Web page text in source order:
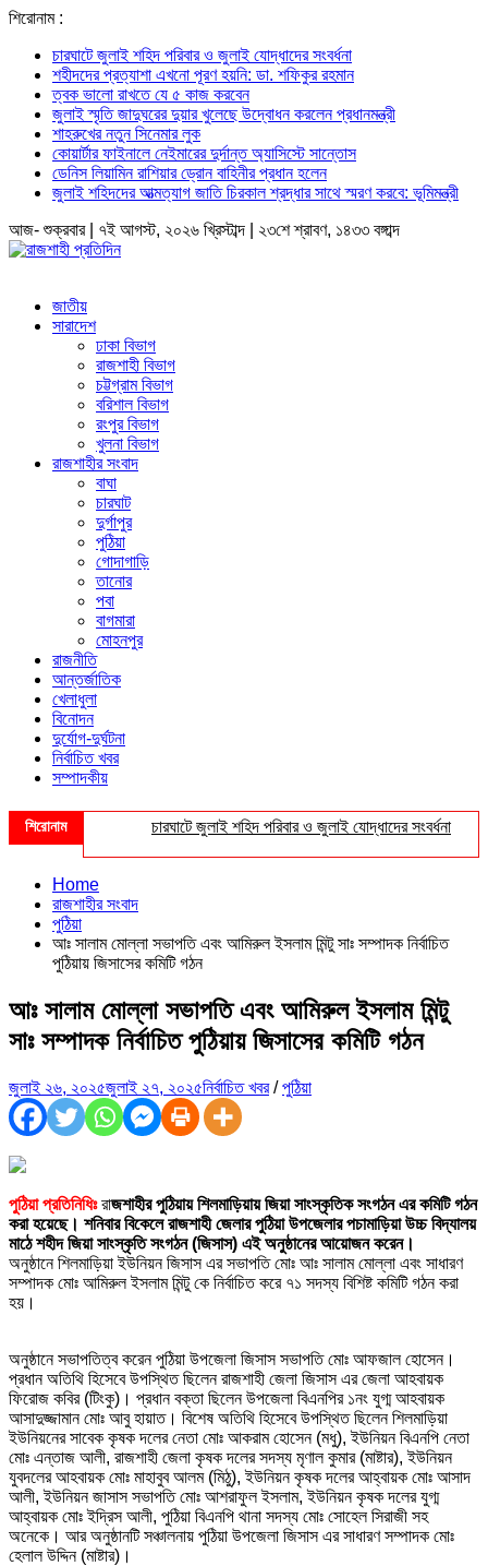
শিরোনাম :
চারঘাটে জুলাই শহিদ পরিবার ও জুলাই যোদ্ধাদের সংবর্ধনা
শহীদদের প্রত্যাশা এখনো পূরণ হয়নি: ডা. শফিকুর রহমান
ত্বক ভালো রাখতে যে ৫ কাজ করবেন
জুলাই স্মৃতি জাদুঘরের দুয়ার খুলেছে উদ্বোধন করলেন প্রধানমন্ত্রী
শাহরুখের নতুন সিনেমার লুক
কোয়ার্টার ফাইনালে নেইমারের দুর্দান্ত অ্যাসিস্টে সান্তোস
ডেনিস লিয়ামিন রাশিয়ার ড্রোন বাহিনীর প্রধান হলেন
জুলাই শহিদদের আত্মত্যাগ জাতি চিরকাল শ্রদ্ধার সাথে স্মরণ করবে: ভূমিমন্ত্রী
আজ- শুক্রবার | ৭ই আগস্ট, ২০২৬ খ্রিস্টাব্দ | ২৩শে শ্রাবণ, ১৪৩৩ বঙ্গাব্দ
জাতীয়
সারাদেশ
ঢাকা বিভাগ
রাজশাহী বিভাগ
চট্টগ্রাম বিভাগ
বরিশাল বিভাগ
রংপুর বিভাগ
খুলনা বিভাগ
রাজশাহীর সংবাদ
বাঘা
চারঘাট
দুর্গাপুর
পুঠিয়া
গোদাগাড়ি
তানোর
পবা
বাগমারা
মোহনপুর
রাজনীতি
আন্তর্জাতিক
খেলাধুলা
বিনোদন
দুর্যোগ-দুর্ঘটনা
নির্বাচিত খবর
সম্পাদকীয়
শিরোনাম চারঘাটে জুলাই শহিদ পরিবার ও জুলাই যোদ্ধাদের সংবর্ধনা
Home
রাজশাহীর সংবাদ
পুঠিয়া
আঃ সালাম মোল্লা সভাপতি এবং আমিরুল ইসলাম মিন্টু সাঃ সম্পাদক নির্বাচিত
পুঠিয়ায় জিসাসের কমিটি গঠন
আঃ সালাম মোল্লা সভাপতি এবং আমিরুল ইসলাম মিন্টু
সাঃ সম্পাদক নির্বাচিত পুঠিয়ায় জিসাসের কমিটি গঠন
জুলাই ২৬, ২০২৫জুলাই ২৭, ২০২৫নির্বাচিত খবর/পুঠিয়া
পুঠিয়া প্রতিনিধিঃ রাজশাহীর পুঠিয়ায় শিলমাড়িয়ায় জিয়া সাংস্কৃতিক সংগঠন এর কমিটি গঠন
করা হয়েছে। শনিবার বিকেলে রাজশাহী জেলার পুঠিয়া উপজেলার পচামাড়িয়া উচ্চ বিদ্যালয়
মাঠে শহীদ জিয়া সাংস্কৃতি সংগঠন (জিসাস) এই অনুষ্ঠানের আয়োজন করেন।
অনুষ্ঠানে শিলমাড়িয়া ইউনিয়ন জিসাস এর সভাপতি মোঃ আঃ সালাম মোল্লা এবং সাধারণ
সম্পাদক মোঃ আমিরুল ইসলাম মিন্টু কে নির্বাচিত করে ৭১ সদস্য বিশিষ্ট কমিটি গঠন করা
হয়।
অনুষ্ঠানে সভাপতিত্ব করেন পুঠিয়া উপজেলা জিসাস সভাপতি মোঃ আফজাল হোসেন।
প্রধান অতিথি হিসেবে উপস্থিত ছিলেন রাজশাহী জেলা জিসাস এর জেলা আহবায়ক
ফিরোজ কবির (টিংকু)। প্রধান বক্তা ছিলেন উপজেলা বিএনপির ১নং যুগ্ম আহবায়ক
আসাদুজ্জামান মোঃ আবু হায়াত। বিশেষ অতিথি হিসেবে উপস্থিত ছিলেন শিলমাড়িয়া
ইউনিয়নের সাবেক কৃষক দলের নেতা মোঃ আকরাম হোসেন (মধু), ইউনিয়ন বিএনপি নেতা
মোঃ এন্তাজ আলী, রাজশাহী জেলা কৃষক দলের সদস্য মৃণাল কুমার (মাষ্টার), ইউনিয়ন
যুবদলের আহবায়ক মোঃ মাহাবুব আলম (মিঠু), ইউনিয়ন কৃষক দলের আহ্বায়ক মোঃ আসাদ
আলী, ইউনিয়ন জাসাস সভাপতি মোঃ আশরাফুল ইসলাম, ইউনিয়ন কৃষক দলের যুগ্ম
আহ্বায়ক মোঃ ইদ্রিস আলী, পুঠিয়া বিএনপি থানা সদস্য মোঃ সোহেল সিরাজী সহ
অনেকে। আর অনুষ্ঠানটি সঞ্চালনায় পুঠিয়া উপজেলা জিসাস এর সাধারণ সম্পাদক মোঃ
হেলাল উদ্দিন (মাষ্টার)।